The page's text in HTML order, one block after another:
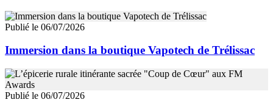
Publié le 06/07/2026
Immersion dans la boutique Vapotech de Trélissac
Publié le 06/07/2026